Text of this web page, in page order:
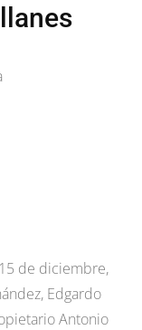
de diciembre,
Edgardo
Antonio